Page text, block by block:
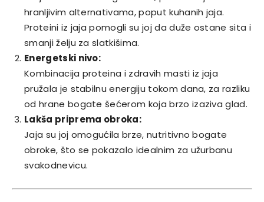
hranljivim alternativama, poput kuhanih jaja.
Proteini iz jaja pomogli su joj da duže ostane sita i
smanji želju za slatkišima.
Energetski nivo:
Kombinacija proteina i zdravih masti iz jaja
pružala je stabilnu energiju tokom dana, za razliku
od hrane bogate šećerom koja brzo izaziva glad.
Lakša priprema obroka:
Jaja su joj omogućila brze, nutritivno bogate
obroke, što se pokazalo idealnim za užurbanu
svakodnevicu.